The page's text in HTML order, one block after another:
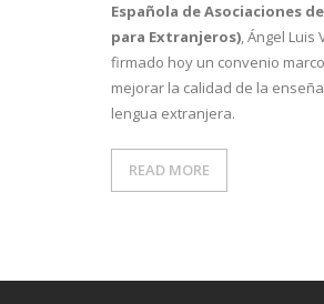
Española de Asociaciones
para Extranjeros), Ángel Luis
firmado hoy un convenio
mejorar la calidad de la
lengua extranjera.
READ MORE